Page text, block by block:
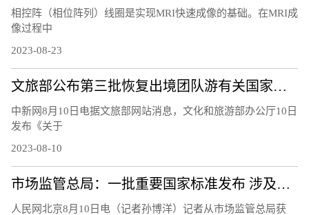
相控阵（相位阵列）线圈是实现MRI快速成像的基础。在MRI成
像过程中
2023-08-23
文旅部公布第三批恢复出境团队游有关国家和地区名单
中新网8月10日电据文旅部网站消息，文化和旅游部办公厅10日
发布《关于
2023-08-10
市场监管总局：一批重要国家标准发布 涉及暑期活动、家居生活等领域
人民网北京8月10日电（记者孙博洋）记者从市场监管总局获